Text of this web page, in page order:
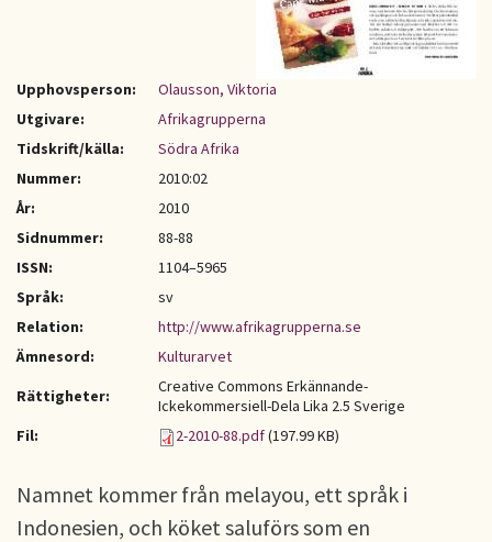
Upphovsperson:
Olausson, Viktoria
Utgivare:
Afrikagrupperna
Tidskrift/källa:
Södra Afrika
Nummer:
2010:02
År:
2010
Sidnummer:
88-88
ISSN:
1104–5965
Språk:
sv
Relation:
http://www.afrikagrupperna.se
Ämnesord:
Kulturarvet
Rättigheter:
Creative Commons Erkännande-
Ickekommersiell-Dela Lika 2.5 Sverige
Fil:
2-2010-88.pdf(197.99 KB)
Namnet kommer från melayou, ett språk i
Indonesien, och köket saluförs som en